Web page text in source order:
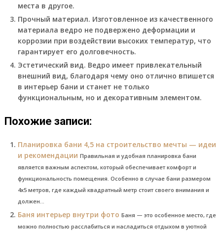
места в другое.
Прочный материал. Изготовленное из качественного
материала ведро не подвержено деформации и
коррозии при воздействии высоких температур, что
гарантирует его долговечность.
Эстетический вид. Ведро имеет привлекательный
внешний вид, благодаря чему оно отлично впишется
в интерьер бани и станет не только
функциональным, но и декоративным элементом.
Похожие записи:
Планировка бани 4,5 на строительство мечты — идеи
и рекомендации Правильная и удобная планировка бани
является важным аспектом, который обеспечивает комфорт и
функциональность помещения. Особенно в случае бани размером
4х5 метров, где каждый квадратный метр стоит своего внимания и
должен...
Баня интерьер внутри фото Баня — это особенное место, где
можно полностью расслабиться и насладиться отдыхом в уютной